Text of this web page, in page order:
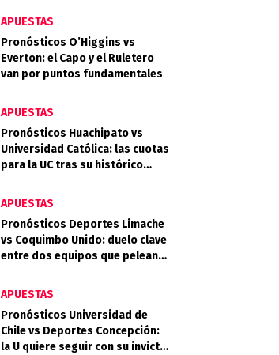
APUESTAS
Pronósticos O’Higgins vs
Everton: el Capo y el Ruletero
van por puntos fundamentales
APUESTAS
Pronósticos Huachipato vs
Universidad Católica: las cuotas
para la UC tras su histórico
APUESTAS
Pronósticos Deportes Limache
vs Coquimbo Unido: duelo clave
entre dos equipos que pelean
APUESTAS
Pronósticos Universidad de
Chile vs Deportes Concepción:
la U quiere seguir con su invicto